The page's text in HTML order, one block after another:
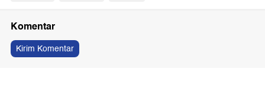
Komentar
Kirim Komentar